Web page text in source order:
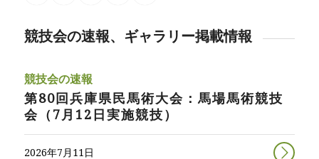
競技会の速報、ギャラリー掲載情報
競技会の速報
第80回兵庫県民馬術大会：馬場馬術競技
会（7月12日実施競技）
2026年7月11日